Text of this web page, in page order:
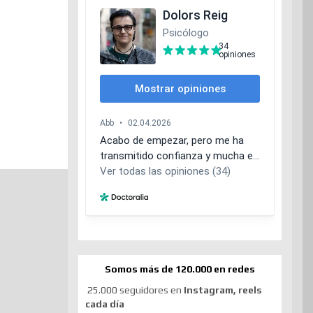
Somos más de 120.000 en redes
25.000 seguidores en Instagram, reels
cada día